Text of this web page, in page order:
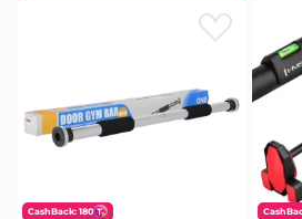
CashBack: 180